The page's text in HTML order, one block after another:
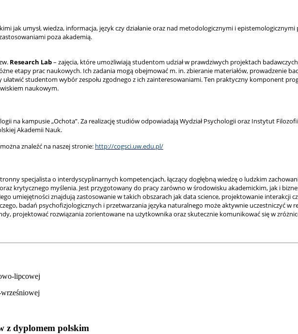
jak umysł, wiedza, informacja, język czy działanie oraz nad metodologicznymi i
poza akademią.
Research Lab– zajęcia, które umożliwiają studentom udział w prawdziwych projektach
etapy prac naukowych. Ich zadania mogą obejmować m. in. zbieranie materiałów, prowadzenie
ułatwić studentom wybór zespołu zgodnego z ich zainteresowaniami. Ten praktyczny komponent
naukowym.
na kampusie „Ochota”. Za realizację studiów odpowiadają Wydział Psychologii oraz Instytut
Akademii Nauk.
znaleźć na naszej stronie: http://cogsci.uw.edu.pl/
specjalista o interdyscyplinarnych kompetencjach, łączący dogłębną wiedzę o ludzkim
krytycznego myślenia. Jest przygotowany do pracy zarówno w środowisku akademickim, jak i
umiejętności znajdują zastosowanie w takich obszarach jak data science, projektowanie interakcji
badań psychofizjologicznych i przetwarzania języka naturalnego może aktywnie uczestniczyć w
projektować rozwiązania zorientowane na użytkownika oraz skutecznie komunikować się w
lipcowej
z dyplomem polskim